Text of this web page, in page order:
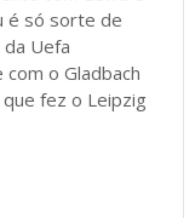
é só sorte de
Uefa
com o Gladbach
fez o Leipzig